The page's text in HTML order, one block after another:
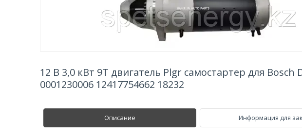
12 В 3,0 кВт 9T двигатель Plgr самостартер для Bosch
0001230006 12417754662 18232
Описание Информация для